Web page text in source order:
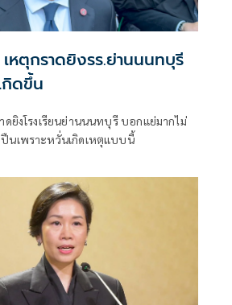
หตุกราดยิงรร.ย่านนนทบุรี
กิดขึ้น
ดยิงโรงเรียนย่านนนทบุรี บอกแย่มากไม่
นเพราะหวั่นเกิดเหตุแบบนี้